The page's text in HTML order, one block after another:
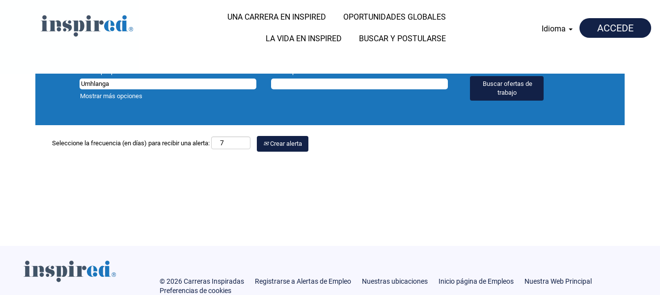
UNA CARRERA EN INSPIRED OPORTUNIDADES GLOBALES
LA VIDA EN INSPIRED BUSCAR Y POSTULARSE
Idioma ACCEDE
En este momento, no hay ninguna vacante acorde a sus preferencias "
A continuación figuran las 0 últimas ofertas de trabajo publicadas por Inspired Education por si le resultan de interés.
Mostrar más opciones
Seleccione la frecuencia (en días) para recibir una alerta: Crear alerta
© 2026 Carreras Inspiradas Registrarse a Alertas de Empleo Nuestras ubicaciones Inicio página de Empleos
Nuestra Web Principal
Preferencias de cookies